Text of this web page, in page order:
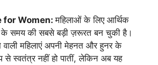
for Women:महिलाओं के लिए आर्थिक
समय की सबसे बड़ी ज़रूरत बन चुकी है।
महिलाएं अपनी मेहनत और हुनर के
से स्वतंत्र नहीं हो पातीं, लेकिन अब यह